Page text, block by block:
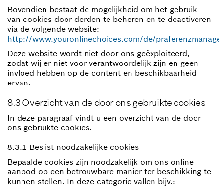
Bovendien bestaat de mogelijkheid om het gebruik
van cookies door derden te beheren en te deactiveren
via de volgende website:
http://www.youronlinechoices.com/de/
Deze website wordt niet door ons geëxploiteerd,
zodat wij er niet voor verantwoordelijk zijn en geen
invloed hebben op de content en beschikbaarheid
ervan.
8.3 Overzicht van de door ons gebruikte cookies
In deze paragraaf vindt u een overzicht van de door
ons gebruikte cookies.
8.3.1 Beslist noodzakelijke cookies
Bepaalde cookies zijn noodzakelijk om ons online-
aanbod op een betrouwbare manier ter beschikking te
kunnen stellen. In deze categorie vallen bijv.: